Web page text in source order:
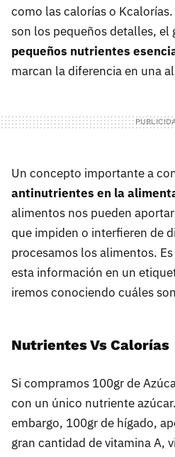
como las calorías o
son los pequeños detalles, el
pequeños nutrientes
marcan la diferencia en una
Un concepto importante a
antinutrientes en la
alimentos nos pueden
que impiden o interfieren de
procesamos los alimentos.
esta información en un
iremos conociendo cuáles
Nutrientes Vs Calorías
Si compramos 100gr de
con un único nutriente
embargo, 100gr de hígado,
gran cantidad de vitamina A,